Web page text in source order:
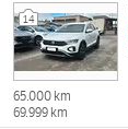
14
65.000 km
69.999 km